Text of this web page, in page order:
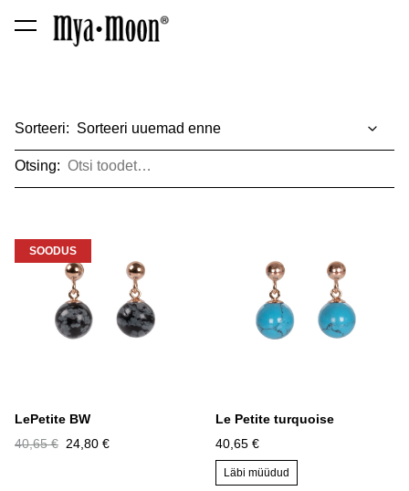
lisati ostukorvi.
Sorteeri:
Otsing:
SOODUS
LePetite BW
40,65 € 24,80 €
Le Petite turquoise
40,65 €
Läbi müüdud